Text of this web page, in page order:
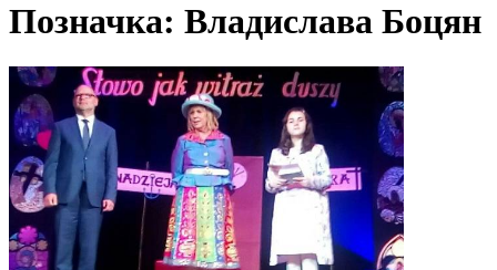
Позначка: Владислава Боцян